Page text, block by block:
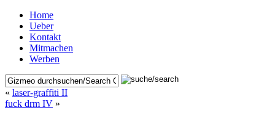
Home
Ueber
Kontakt
Mitmachen
Werben
« laser-graffiti II
fuck drm IV »